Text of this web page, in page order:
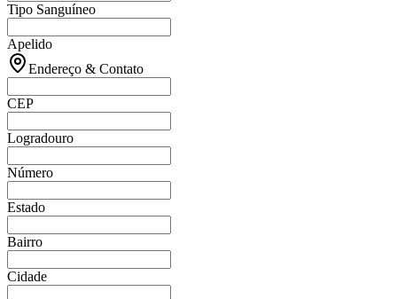
Tipo Sanguíneo
Apelido
Endereço & Contato
CEP
Logradouro
Número
Estado
Bairro
Cidade